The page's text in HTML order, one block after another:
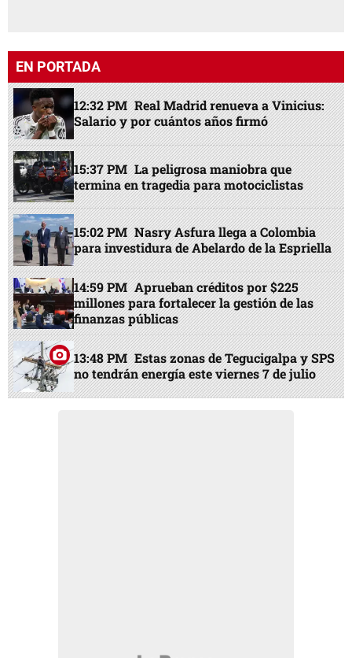
EN PORTADA
12:32 PM Real Madrid renueva a Vinicius:
Salario y por cuántos años firmó
15:37 PM La peligrosa maniobra que
termina en tragedia para motociclistas
15:02 PM Nasry Asfura llega a Colombia
para investidura de Abelardo de la Espriella
14:59 PM Aprueban créditos por $225
millones para fortalecer la gestión de las
finanzas públicas
13:48 PM Estas zonas de Tegucigalpa y SPS
no tendrán energía este viernes 7 de julio